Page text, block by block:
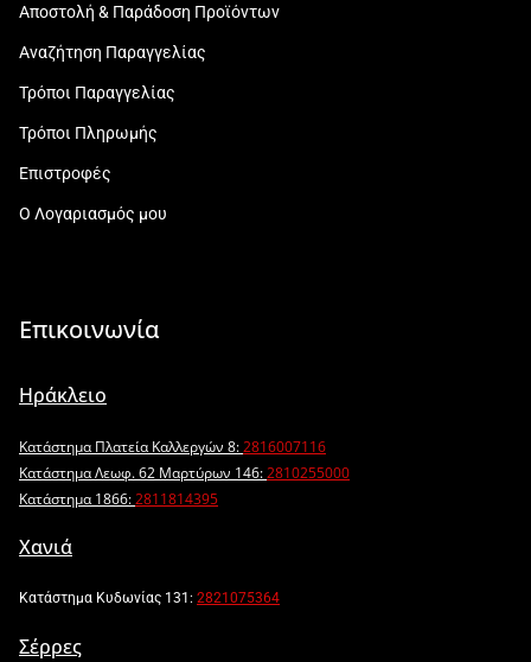
Αποστολή & Παράδοση Προϊόντων
Αναζήτηση Παραγγελίας
Τρόποι Παραγγελίας
Τρόποι Πληρωμής
Επιστροφές
Ο Λογαριασμός μου
Επικοινωνία
Ηράκλειο
Κατάστημα Πλατεία Καλλεργών 8:2816007116
Κατάστημα Λεωφ. 62 Μαρτύρων 146:2810255000
Κατάστημα 1866:2811814395
Χανιά
Κατάστημα Κυδωνίας 131: 2821075364
Σέρρες